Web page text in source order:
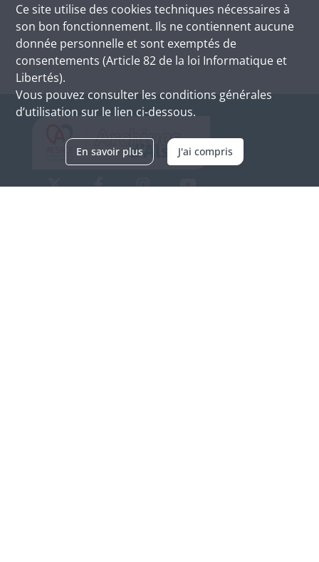
Ce site utilise des cookies techniques nécessaires à
son bon fonctionnement. Ils ne contiennent aucune
donnée personnelle et sont exemptés de
consentements (Article 82 de la loi Informatique et
Libertés).
Vous pouvez consulter les conditions générales
d’utilisation sur le lien ci-dessous.
En savoir plus J'ai compris